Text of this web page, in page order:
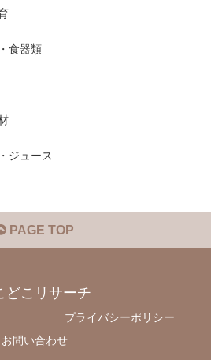
食器類
ジュース
PAGE TOP
どこリサーチ
プライバシーポリシー
お問い合わせ